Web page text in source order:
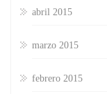
abril 2015
marzo 2015
febrero 2015